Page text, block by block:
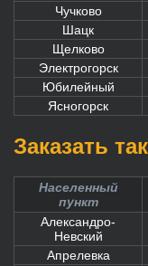
Чучково
Шацк
Щелково
Электрогорск
Юбилейный
Ясногорск
Заказать
Населенный
пункт
Александро-
Невский
Апрелевка